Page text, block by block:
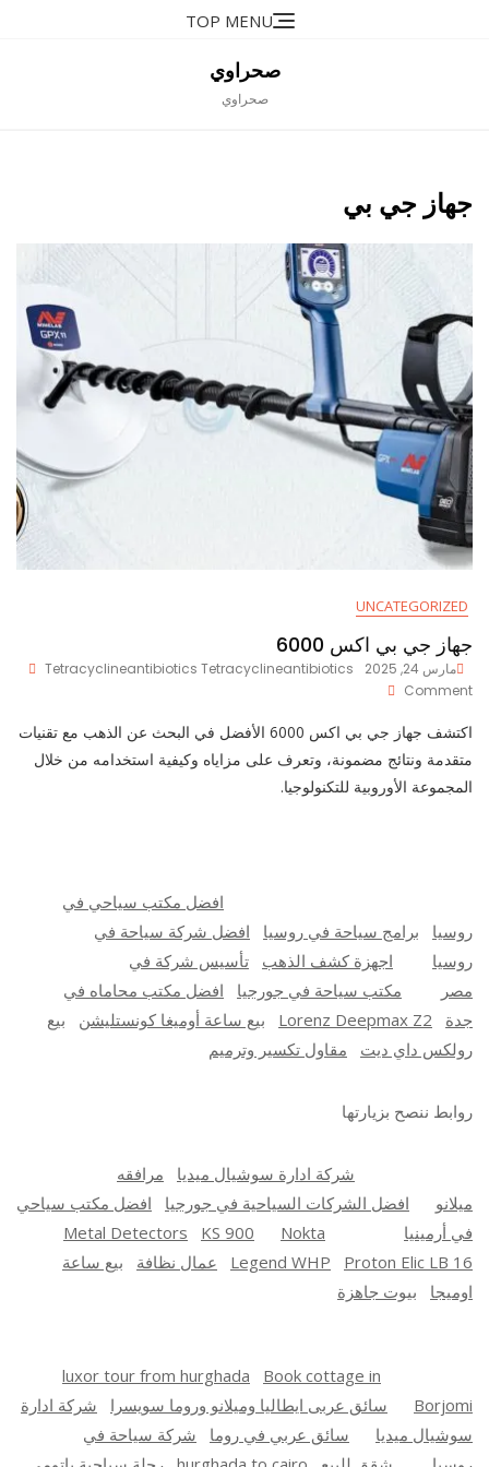
TOP MENU
صحراوي
صحراوي
جهاز جي بي
UNCATEGORIZED
جهاز جي بي اكس 6000
مارس 24, 2025
Tetracyclineantibiotics Tetracyclineantibiotics
Comment
جي
اكس
6000
اكتشف جهاز جي بي اكس 6000 الأفضل في البحث عن الذهب مع تقنيات
متقدمة ونتائج مضمونة، وتعرف على مزاياه وكيفية استخدامه من خلال
المجموعة الأوروبية للتكنولوجيا.
افضل مكتب سياحي في
روسيا
برامج سياحة في روسيا
افضل شركة سياحة في
روسيا
اجهزة كشف الذهب
تأسيس شركة في
مصر
مكتب سياحة في جورجيا
افضل مكتب محاماه في
جدة
Lorenz Deepmax Z2 بيع ساعة أوميغا كونستليشن
بيع
رولكس داي ديت
مقاول تكسير وترميم
روابط ننصح بزيارتها
شركة ادارة سوشيال ميديا
مرافقه
ميلانو
افضل الشركات السياحية في جورجيا
افضل مكتب سياحي
في أرمينيا
Metal Detectors KS 900
Nokta
Legend WHP
Proton Elic LB 16 عمال نظافة
بيع ساعة
اوميجا
بيوت جاهزة
luxor tour from hurghada
Book cottage in
Borjomi
سائق عربى ايطاليا وميلانو وروما سويسرا
شركة ادارة
سوشيال ميديا
سائق عربي في روما
شركة سياحة في